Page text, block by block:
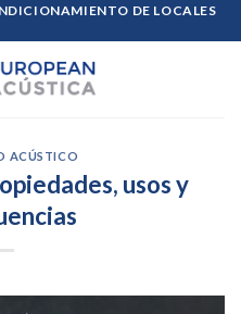
DE LOCALES
ACÚSTICO
usos y